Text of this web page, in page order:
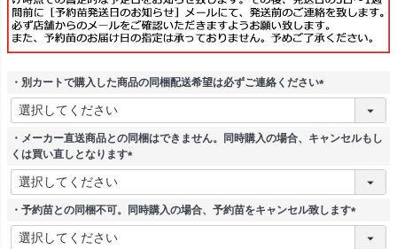
・別カートで購入した商品の同梱配送希望は必ずご連絡ください
(
須
・メーカー直送商品との同梱はできません。同時購入の場合、キャンセルもし
くは買い直しとなります
(
須
・予約苗との同梱不可。同時購入の場合、予約苗をキャンセル致します
(